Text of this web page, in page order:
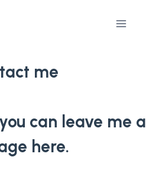
me
can leave me a
here.